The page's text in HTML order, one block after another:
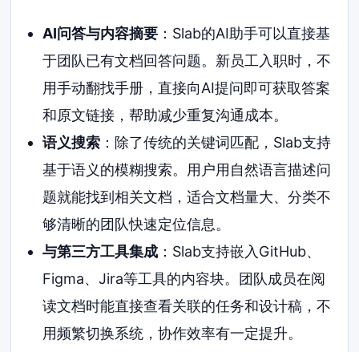
AI问答与内容摘要：Slab的AI助手可以直接基
于团队已有文档回答问题。新员工入职时，不
用手动翻找手册，直接向AI提问即可获取答案
和原文链接，帮助减少重复沟通成本。
语义搜索：除了传统的关键词匹配，Slab支持
基于语义的模糊搜索。用户用自然语言描述问
题就能找到相关文档，适合文档量大、分类不
够清晰的团队快速定位信息。
与第三方工具集成：Slab支持嵌入GitHub、
Figma、Jira等工具的内容块。团队成员在阅
读文档时能直接查看关联的任务和设计稿，不
用频繁切换系统，协作效率有一定提升。